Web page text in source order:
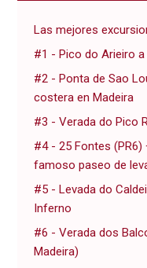
Las mejores
#1 - Pico do Arieiro a
#2 - Ponta de Sao
costera en Madeira
#3 - Verada do Pico
#4 - 25 Fontes (PR6)
famoso paseo de
#5 - Levada do
Inferno
#6 - Verada dos
Madeira)